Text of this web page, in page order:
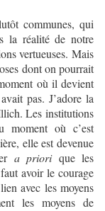
communes, qui
la réalité de notre
vertueuses. Mais
dont on pourrait
où il devient
pas. J’adore la
Les institutions
moment où c’est
elle est devenue
a priorique les
avoir le courage
avec les moyens
les moyens de